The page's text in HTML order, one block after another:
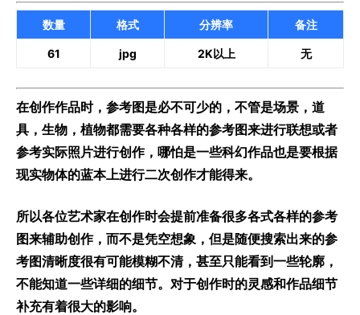
数量 格式 分辨率 备注
61 jpg 2K以上 无
在创作作品时，参考图是必不可少的，不管是场景，道
具，生物，植物都需要各种各样的参考图来进行联想或者
参考实际照片进行创作，哪怕是一些科幻作品也是要根据
现实物体的蓝本上进行二次创作才能得来。
所以各位艺术家在创作时会提前准备很多各式各样的参考
图来辅助创作，而不是凭空想象，但是随便搜索出来的参
考图清晰度很有可能模糊不清，甚至只能看到一些轮廓，
不能知道一些详细的细节。对于创作时的灵感和作品细节
补充有着很大的影响。